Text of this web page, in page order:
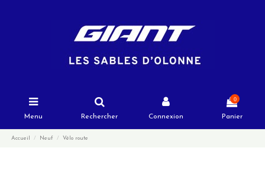
Menu Rechercher Connexion
0
Panier
Accueil Neuf Vélo route